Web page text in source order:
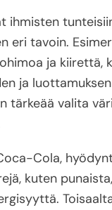
ihmisten
eri tavoin.
ja kiirettä,
ja
tärkeää valita
Cola,
kuten